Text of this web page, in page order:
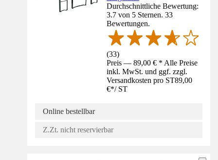
Durchschnittliche Bewertung:
3.7 von 5 Sternen. 33
Bewertungen.
(33)
Preis — 89,00 € * Alle Preise
inkl. MwSt. und ggf. zzgl.
Versandkosten pro ST89,00
€*/ ST
Online bestellbar
Z.Zt. nicht reservierbar